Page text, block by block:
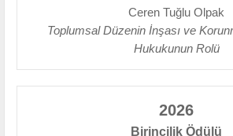
Ceren Tuğlu Olpak
Toplumsal Düzenin İnşası ve
Hukukunun Rolü
2026
Birincilik Ödülü